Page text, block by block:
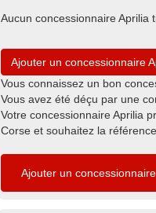
Aucun concessionnaire Aprilia
Ajouter un concessionnaire
Vous connaissez un bon
Vous avez été déçu par une
Votre concessionnaire Aprilia
Corse et souhaitez la
Ajouter un